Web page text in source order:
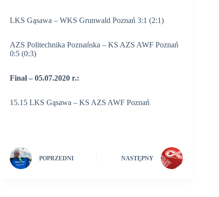
LKS Gąsawa – WKS Grunwald Poznań 3:1 (2:1)
AZS Politechnika Poznańska – KS AZS AWF Poznań
0:5 (0:3)
Finał – 05.07.2020 r.:
15.15 LKS Gąsawa – KS AZS AWF Poznań
POPRZEDNI NASTĘPNY